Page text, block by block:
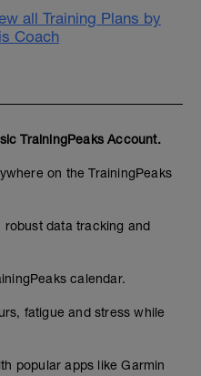
all Training Plans by
Coach
TrainingPeaks Account.
on the TrainingPeaks
data tracking and
calendar.
fatigue and stress while
popular apps like Garmin